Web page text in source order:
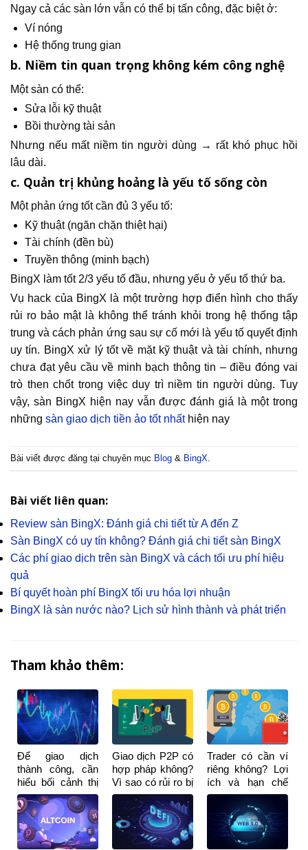
Ngay cả các sàn lớn vẫn có thể bị tấn công, đặc biệt ở:
Ví nóng
Hệ thống trung gian
b. Niềm tin quan trọng không kém công nghệ
Một sàn có thể:
Sửa lỗi kỹ thuật
Bồi thường tài sản
Nhưng nếu mất niềm tin người dùng → rất khó phục hồi
lâu dài.
c. Quản trị khủng hoảng là yếu tố sống còn
Một phản ứng tốt cần đủ 3 yếu tố:
Kỹ thuật (ngăn chặn thiệt hại)
Tài chính (đền bù)
Truyền thông (minh bạch)
BingX làm tốt 2/3 yếu tố đầu, nhưng yếu ở yếu tố thứ ba.
Vụ hack của BingX là một trường hợp điển hình cho thấy
rủi ro bảo mật là không thể tránh khỏi trong hệ thống tập
trung và cách phản ứng sau sự cố mới là yếu tố quyết định
uy tín. BingX xử lý tốt về mặt kỹ thuật và tài chính, nhưng
chưa đạt yêu cầu về minh bạch thông tin – điều đóng vai
trò then chốt trong việc duy trì niềm tin người dùng. Tuy
vậy, sàn BingX hiện nay vẫn được đánh giá là một trong
những sàn giao dịch tiền ảo tốt nhấthiện nay
Bài viết được đăng tại chuyên mục Blog & BingX
Bài viết liên quan:
Review sàn BingX: Đánh giá chi tiết từ A đến Z
Sàn BingX có uy tín không? Đánh giá chi tiết sàn BingX
Các phí giao dịch trên sàn BingX và cách tối ưu phí hiệu
quả
Bí quyết hoàn phí BingX tối ưu hóa lợi nhuận
BingX là sàn nước nào? Lịch sử hình thành và phát triển
Tham khảo thêm:
Để giao dịch
thành công, cần
hiểu bối cảnh thị
trường chứ
không phải mẫu
hình nến
Giao dịch P2P có
hợp pháp không?
Vì sao có rủi ro bị
khóa tài khoản
ngân hàng?
Trader có cần ví
riêng không? Lợi
ích và hạn chế
khi dùng ví riêng